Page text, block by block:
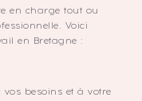
en charge tout ou
Voici
en Bretagne :
besoins et à votre